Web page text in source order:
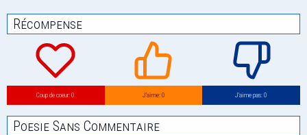
Récompense
Coup de coeur: 0 J’aime: 0 J’aime pas: 0
Poesie Sans Commentaire